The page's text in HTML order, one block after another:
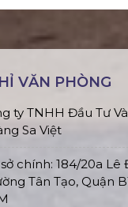
VĂN PHÒNG
ty TNHH Đầu Tư
Sa Việt
chính: 184/20a Lê
Tân Tạo, Quận